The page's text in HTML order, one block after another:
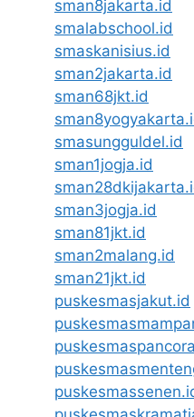
sman8jakarta.id
smalabschool.id
smaskanisius.id
sman2jakarta.id
sman68jkt.id
smasungguldel.id
sman1jogja.id
sman3jogja.id
sman81jkt.id
sman2malang.id
sman21jkt.id
puskesmasjakut.id